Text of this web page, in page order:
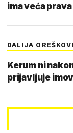
ima veća
DALIJA
Kerum ni
prijavljuje